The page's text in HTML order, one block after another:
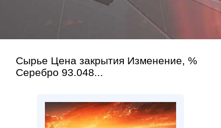
Сырье Цена закрытия Изменение, %
Серебро 93.048...
Контакт»